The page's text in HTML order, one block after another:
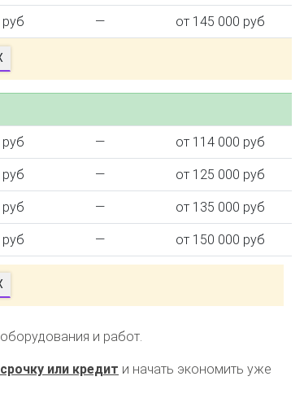
— от 145 000 руб
— от 114 000 руб
— от 125 000 руб
— от 135 000 руб
— от 150 000 руб
и работ.
или кредит и начать экономить уже